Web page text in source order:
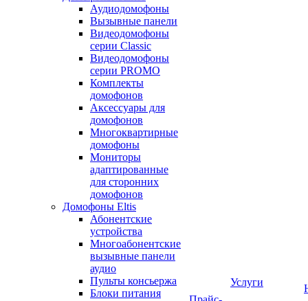
Аудиодомофоны
Вызывные панели
Видеодомофоны
серии Classic
Видеодомофоны
серии PROMO
Комплекты
домофонов
Аксессуары для
домофонов
Многоквартирные
домофоны
Мониторы
адаптированные
для сторонних
домофонов
Домофоны Eltis
Абонентские
устройства
Многоабонентские
вызывные панели
аудио
Пульты консьержа
Блоки питания
Услуги